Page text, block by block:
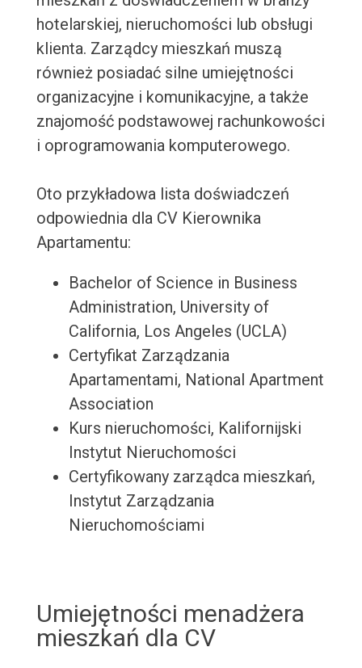
hotelarskiej, nieruchomości lub obsługi
klienta. Zarządcy mieszkań muszą
również posiadać silne umiejętności
organizacyjne i komunikacyjne, a także
znajomość podstawowej rachunkowości
i oprogramowania komputerowego.
Oto przykładowa lista doświadczeń
odpowiednia dla CV Kierownika
Apartamentu:
Bachelor of Science in Business
Administration, University of
California, Los Angeles (UCLA)
Certyfikat Zarządzania
Apartamentami, National Apartment
Association
Kurs nieruchomości, Kalifornijski
Instytut Nieruchomości
Certyfikowany zarządca mieszkań,
Instytut Zarządzania
Nieruchomościami
Umiejętności menadżera
mieszkań dla CV